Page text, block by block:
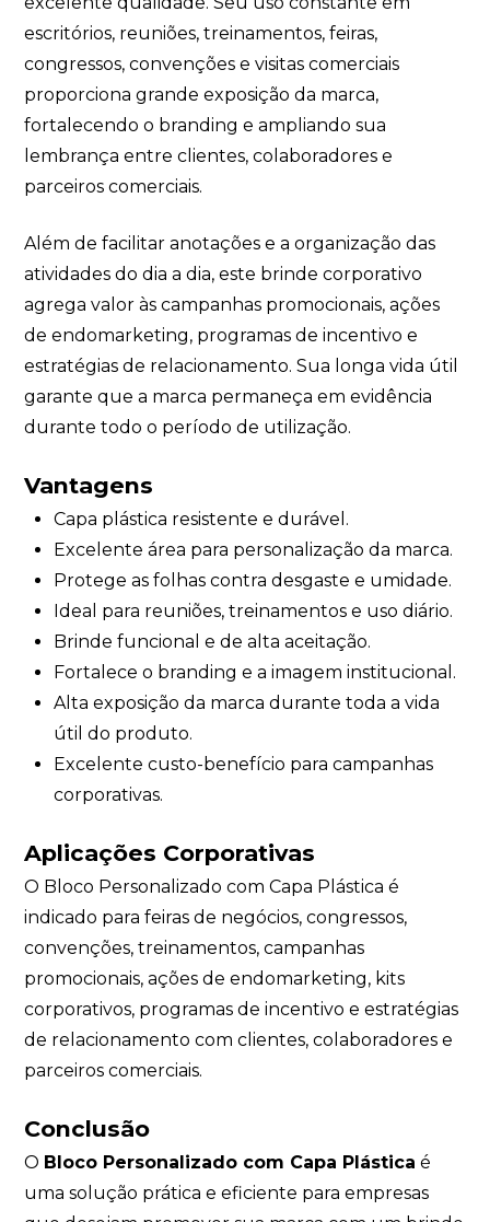
escritórios, reuniões, treinamentos, feiras,
congressos, convenções e visitas comerciais
proporciona grande exposição da marca,
fortalecendo o branding e ampliando sua
lembrança entre clientes, colaboradores e
parceiros comerciais.
Além de facilitar anotações e a organização das
atividades do dia a dia, este brinde corporativo
agrega valor às campanhas promocionais, ações
de endomarketing, programas de incentivo e
estratégias de relacionamento. Sua longa vida útil
garante que a marca permaneça em evidência
durante todo o período de utilização.
Vantagens
Capa plástica resistente e durável.
Excelente área para personalização da marca.
Protege as folhas contra desgaste e umidade.
Ideal para reuniões, treinamentos e uso diário.
Brinde funcional e de alta aceitação.
Fortalece o branding e a imagem institucional.
Alta exposição da marca durante toda a vida
útil do produto.
Excelente custo-benefício para campanhas
corporativas.
Aplicações Corporativas
O Bloco Personalizado com Capa Plástica é
indicado para feiras de negócios, congressos,
convenções, treinamentos, campanhas
promocionais, ações de endomarketing, kits
corporativos, programas de incentivo e estratégias
de relacionamento com clientes, colaboradores e
parceiros comerciais.
Conclusão
O Bloco Personalizado com Capa Plástica é
uma solução prática e eficiente para empresas